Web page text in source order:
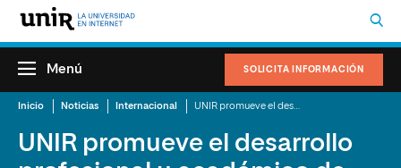
SOLICITA INFORMACIÓN
Menú
Inicio Noticias Internacional
UNIR promueve el desarrollo